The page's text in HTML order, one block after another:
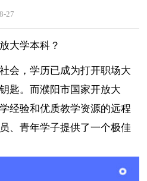
27
大学本科？
会，学历已成为打开职场大
匙。而濮阳市国家开放大
经验和优质教学资源的远程
、青年学子提供了一个极佳